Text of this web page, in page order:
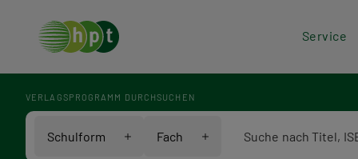
Service
VERLAGSPROGRAMM DURCHSUCHEN
Schulform Fach